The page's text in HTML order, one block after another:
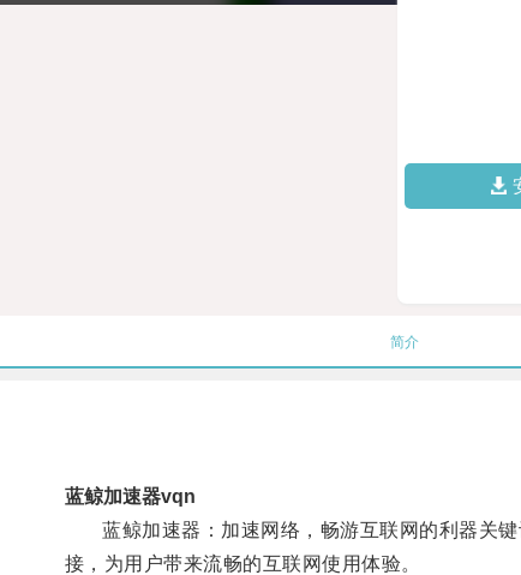
简介
蓝鲸加速器vqn
蓝鲸加速器：加速网络，畅游互联网的利器关键
接，为用户带来流畅的互联网使用体验。